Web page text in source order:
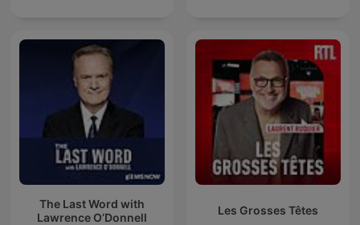
The Last Word with
Lawrence O’Donnell
Les Grosses Têtes